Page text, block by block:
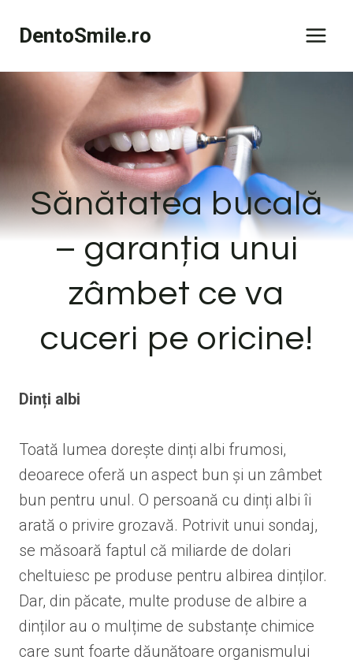
DentoSmile.ro
Sănătatea bucală
– garanția unui
zâmbet ce va
cuceri pe oricine!
Dinți albi
Toată lumea dorește dinți albi frumosi,
deoarece oferă un aspect bun și un zâmbet
bun pentru unul. O persoană cu dinți albi îi
arată o privire grozavă. Potrivit unui sondaj,
se măsoară faptul că miliarde de dolari
cheltuiesc pe produse pentru albirea dinților.
Dar, din păcate, multe produse de albire a
dinților au o mulțime de substanțe chimice
care sunt foarte dăunătoare organismului